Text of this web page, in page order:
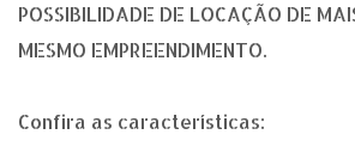
POSSIBILIDADE DE LOCAÇÃO DE
MESMO EMPREENDIMENTO.
Confira as características: